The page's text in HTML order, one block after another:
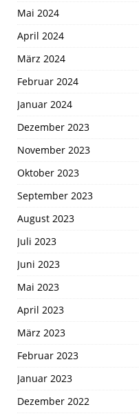
Mai 2024
April 2024
März 2024
Februar 2024
Januar 2024
Dezember 2023
November 2023
Oktober 2023
September 2023
August 2023
Juli 2023
Juni 2023
Mai 2023
April 2023
März 2023
Februar 2023
Januar 2023
Dezember 2022